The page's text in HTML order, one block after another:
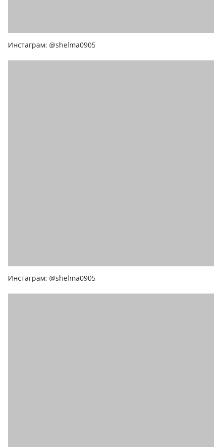
Инстаграм: @shelma0905
Инстаграм: @shelma0905